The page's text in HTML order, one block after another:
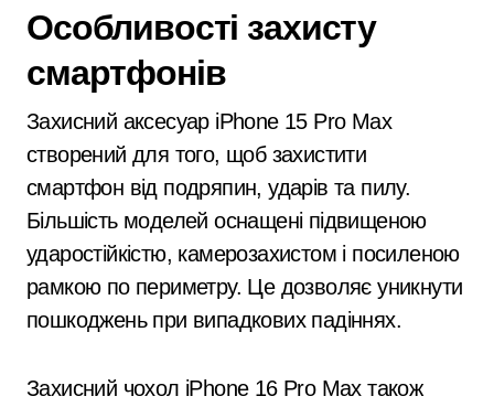
Особливості захисту
смартфонів
Захисний аксесуар iPhone 15 Pro Max
створений для того, щоб захистити
смартфон від подряпин, ударів та пилу.
Більшість моделей оснащені підвищеною
ударостійкістю, камерозахистом і посиленою
рамкою по периметру. Це дозволяє уникнути
пошкоджень при випадкових падіннях.
Захисний чохол iPhone 16 Pro Max також